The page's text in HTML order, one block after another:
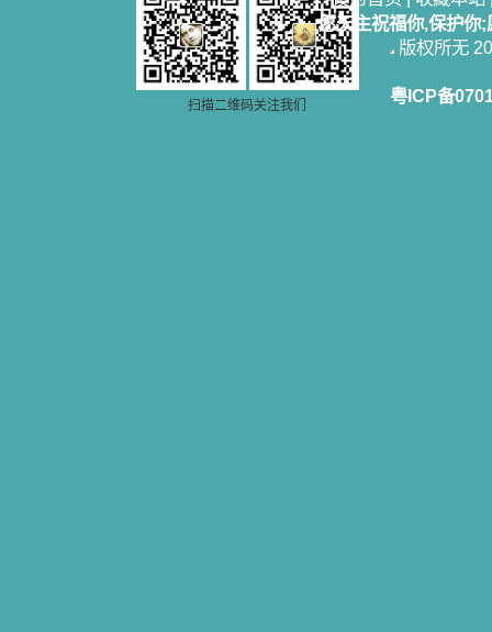
扫描二维码关注我们
愿天主祝福你,保护你
版权所无
粤ICP备